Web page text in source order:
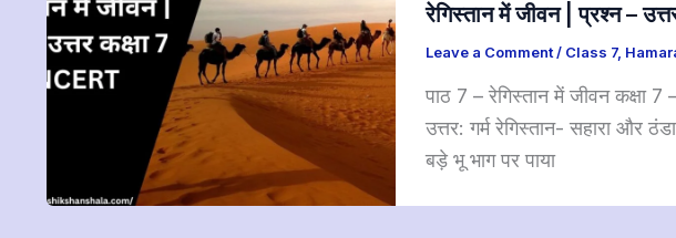
रेगिस्तान में जीवन | प्रश्न –
Leave a Comment/ Class 7,
पाठ 7 – रेगिस्तान में जीवन कक्षा 7
उत्तर: गर्म रेगिस्तान- सहारा और
बड़े भू भाग पर पाया